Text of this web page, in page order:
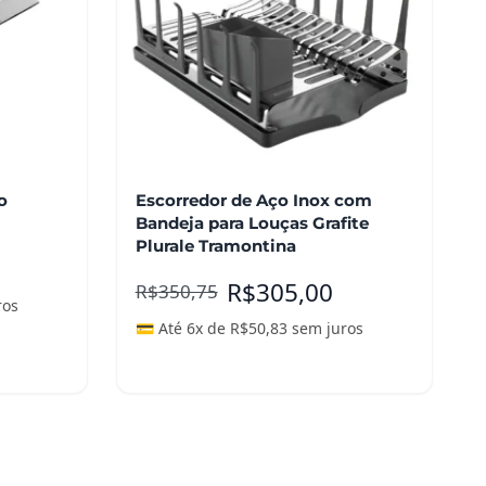
Escorredor de Aço Inox com
Bandeja para Louças Grafite
Plurale Tramontina
R$350,75 R$305,00
💳 Até 6x de R$50,83 sem juros